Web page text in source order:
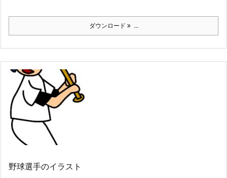
ダウンロード ...
野球選手のイラスト